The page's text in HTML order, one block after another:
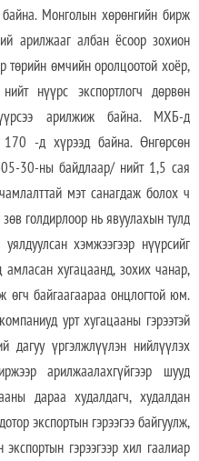
Монголын хөрөнгийн бирж
арилжааг албан ёсоор зохион
төрийн өмчийн оролцоотой хоёр,
нүүрс экспортлогч дөрвөн
арилжиж байна. МХБ-д
170 -д хүрээд байна. Өнгөрсөн
30-ны байдлаар/ нийт 1,5 сая
мэт санагдаж болох ч
голдирлоор нь явуулахын тулд
хэмжээгээр нүүрсийг
хугацаанд, зохих чанар,
өгч байгаагаараа онцлогтой юм.
урт хугацааны гэрээтэй
дагуу үргэлжлүүлэн нийлүүлэх
арилжаалахгүйгээр шууд
дараа худалдагч, худалдан
экспортын гэрээгээ байгуулж,
гэрээгээр хил гаалиар